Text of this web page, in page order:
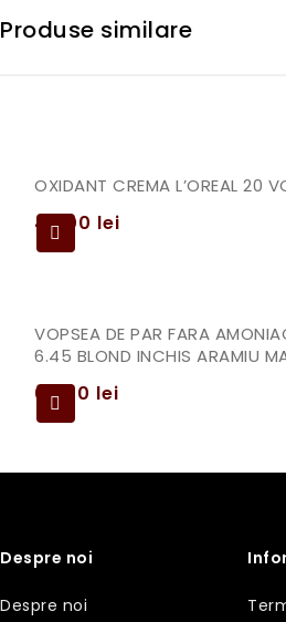
Produse similare
OXIDANT CREMA L’OREAL 20
49,00 lei
VOPSEA DE PAR FARA
6.45 BLOND INCHIS ARAMIU
69,00 lei
Despre noi
Despre noi